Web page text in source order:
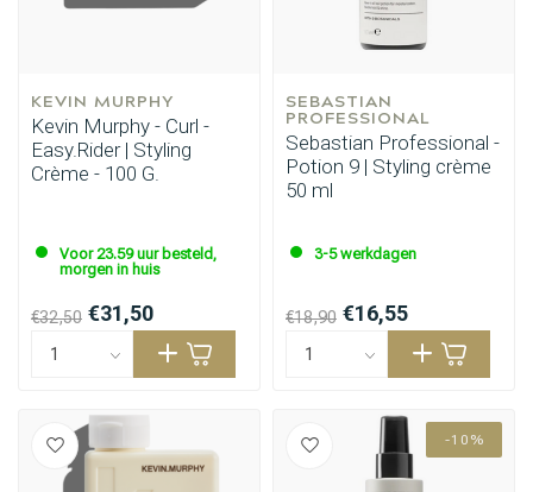
KEVIN MURPHY
Kevin Murphy - Curl -
Easy.Rider | Styling
Crème - 100 G.
Voor 23.59 uur besteld,
morgen in huis
€32,50 €31,50
SEBASTIAN
PROFESSIONAL
Sebastian Professional -
Potion 9 | Styling crème
50 ml
3-5 werkdagen
€18,90 €16,55
-10%